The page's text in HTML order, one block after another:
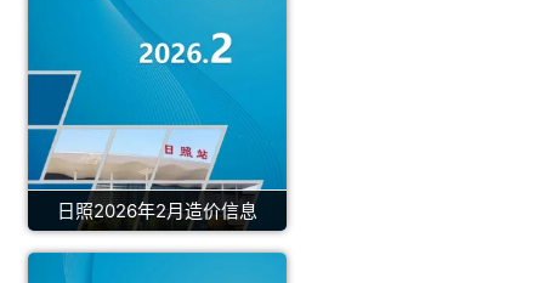
日照2026年2月造价信息